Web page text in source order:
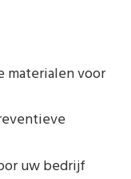
materialen voor
uw bedrijf